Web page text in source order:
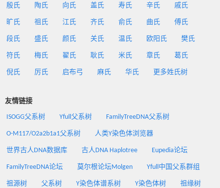
殷氏 陶氏 向氏 盖氏 寿氏 辛氏 戚氏
旷氏 祖氏 江氏 齐氏 俞氏 曲氏 傅氏
段氏 盛氏 颜氏 关氏 温氏 欧阳氏 樊氏
符氏 梅氏 翟氏 耿氏 米氏 章氏 葛氏
倪氏 厉氏 启布弓 麻氏 华氏 更多姓氏树
友情链接
ISOGG父系树 Yfull父系树 FamilyTreeDNA父系树
O-M117/O2a2b1a1父系树 人类Y染色体浏览器
世界古人DNA数据库 古人DNA Haplotree Eupedia论坛
FamilyTreeDNA论坛 莫尔根论坛Molgen Yfull中国父系群组
祖源树 父系树 Y染色体谱系树 Y染色体树 祖缘树